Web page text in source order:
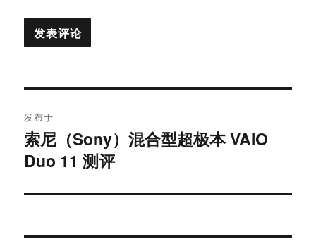
章
导
航
发布于
索尼（Sony）混合型超极本 VAIO
Duo 11 测评